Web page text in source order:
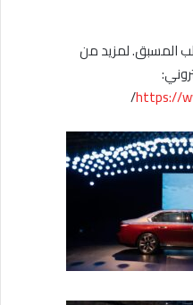
المسبق. لمزيد من
https://
/